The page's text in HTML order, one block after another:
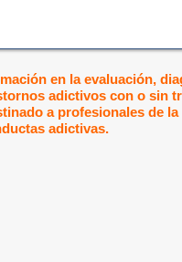
en la evaluación,
adictivos con o sin
a profesionales de
adictivas.